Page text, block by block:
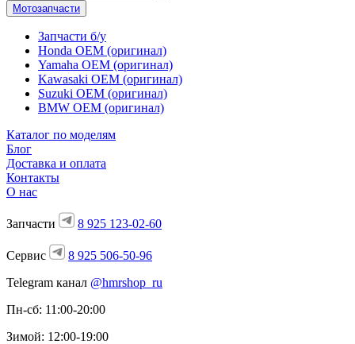
Мотозапчасти
Запчасти б/у
Honda OEM (оригинал)
Yamaha OEM (оригинал)
Kawasaki OEM (оригинал)
Suzuki OEM (оригинал)
BMW OEM (оригинал)
Каталог по моделям
Блог
Доставка и оплата
Контакты
О нас
Запчасти 8 925 123-02-60
Сервис
8 925 506-50-96
Telegram канал @hmrshop_ru
Пн-сб: 11:00-20:00
Зимой: 12:00-19:00